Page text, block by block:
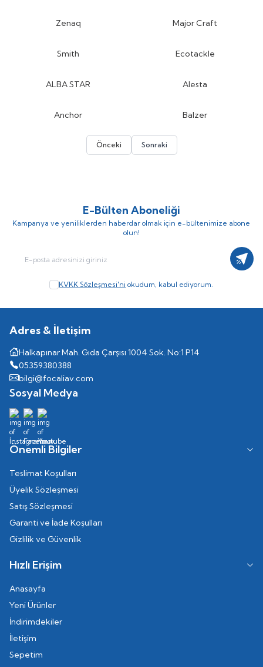
Zenaq Major Craft
Smith Ecotackle
ALBA STAR Alesta
Anchor Balzer
Önceki Sonraki
E-Bülten Aboneliği
Kampanya ve yeniliklerden haberdar olmak için e-bültenimize abone
olun!
KVKK Sözleşmesi'ni okudum, kabul ediyorum.
Adres & İletişim
Halkapınar Mah. Gıda Çarşısı 1004 Sok. No:1 P14
05359380388
bilgi@focaliav.com
Sosyal Medya
Önemli Bilgiler
Teslimat Koşulları
Üyelik Sözleşmesi
Satış Sözleşmesi
Garanti ve İade Koşulları
Gizlilik ve Güvenlik
Hızlı Erişim
Anasayfa
Yeni Ürünler
İndirimdekiler
İletişim
Sepetim